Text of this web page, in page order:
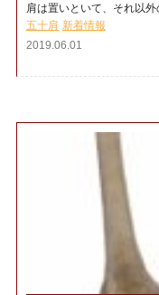
肩は置いといて、それ以
五十肩 新着情報
2019.06.01